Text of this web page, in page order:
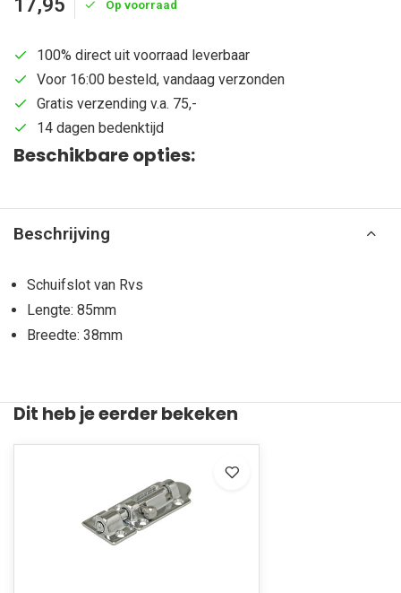
Op voorraad
100% direct uit voorraad leverbaar
Voor 16:00 besteld, vandaag verzonden
Gratis verzending v.a. 75,-
14 dagen bedenktijd
Beschikbare opties:
Beschrijving
Schuifslot van Rvs
Lengte: 85mm
Breedte: 38mm
Dit heb je eerder bekeken